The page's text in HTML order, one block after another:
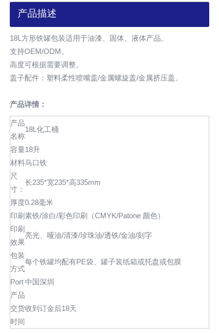
产品描述
18L方形铁罐包装适用于油漆、固体、液体产品。
支持OEM/ODM。
高度可根据需要调整。
盖子配件：塑料柔性喷嘴盖/金属螺旋盖/金属挤压盖。
产品详情：
产品
名称
18L化工桶
容量18升
材料马口铁
尺
寸：
长235*宽235*高335mm
厚度0.28毫米
印刷素铁/涂白/彩色印刷（CMYK/Patone 颜色）
印刷
效果
亮光、哑油/清漆/珍珠油/透铁/金油/刻字
包装
方式
每个铁罐均配有PE袋、罐子装纸箱或托盘或包膜
Port 中国深圳
产品
交货
时间
收到订金后18天